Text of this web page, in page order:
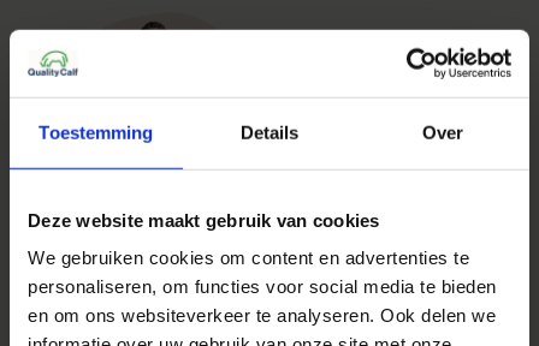
Toestemming Details Over
Deze website maakt gebruik van cookies
We gebruiken cookies om content en advertenties te
personaliseren, om functies voor social media te bieden
en om ons websiteverkeer te analyseren. Ook delen we
staat voor je klaar!
+31 6 33958580